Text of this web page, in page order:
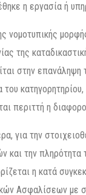
η εργασία ή
νομοτυπικής
της
στην
του
περιττή η
για την
και την πληρότητα
η κατά
Ασφαλίσεων με